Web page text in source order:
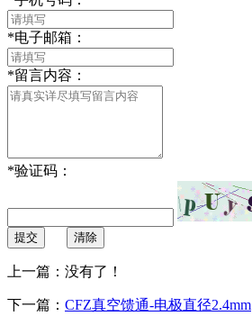
*电子邮箱：
*留言内容：
*验证码：
提交 清除
上一篇：没有了！
下一篇： CFZ真空馈通-电极直径2.4mm